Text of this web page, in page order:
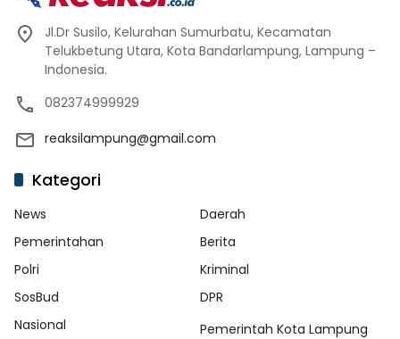
Jl.Dr Susilo, Kelurahan Sumurbatu, Kecamatan
Telukbetung Utara, Kota Bandarlampung, Lampung –
Indonesia.
082374999929
reaksilampung@gmail.com
Kategori
News
Daerah
Pemerintahan
Berita
Polri
Kriminal
SosBud
DPR
Nasional
Pemerintah Kota Lampung